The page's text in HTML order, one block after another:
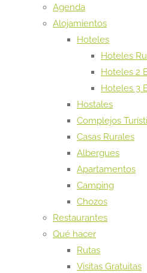
Agenda
Alojamientos
Hoteles
Hoteles
Hoteles 2
Hoteles 3
Hostales
Complejos
Casas Rurales
Albergues
Apartamentos
Camping
Chozos
Restaurantes
Qué hacer
Rutas
Visitas Gratuitas